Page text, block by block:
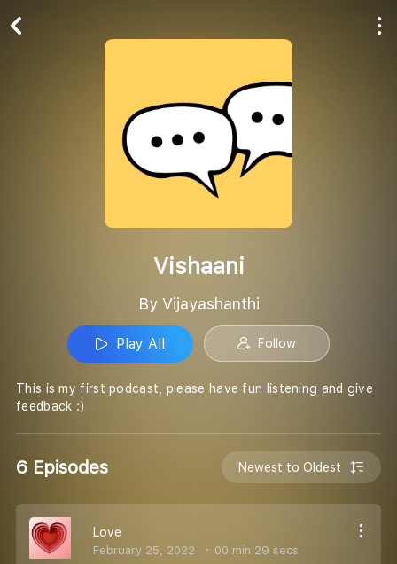
Vishaani
By Vijayashanthi
Play All Follow
This is my first podcast, please have fun listening and give
feedback :)
6 Episodes Newest to Oldest
Love
February 25, 2022 00 min 29 secs